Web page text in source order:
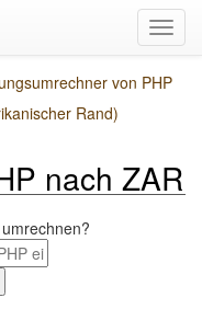
von PHP
Rand)
nach ZAR